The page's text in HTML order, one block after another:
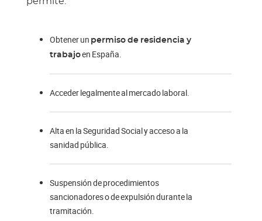
Obtener un permiso de residencia y
trabajoen España.
Acceder legalmente al mercado laboral.
Alta en la Seguridad Social y acceso a la
sanidad pública.
Suspensión de procedimientos
sancionadores o de expulsión durante la
tramitación.